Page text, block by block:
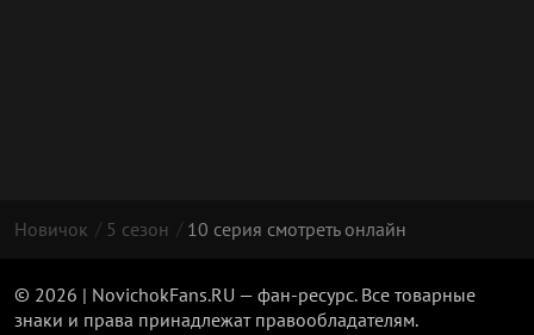
Новичок 5 сезон 10 серия смотреть онлайн
© 2026 | NovichokFans.RU — фан-ресурс. Все товарные
знаки и права принадлежат правообладателям.